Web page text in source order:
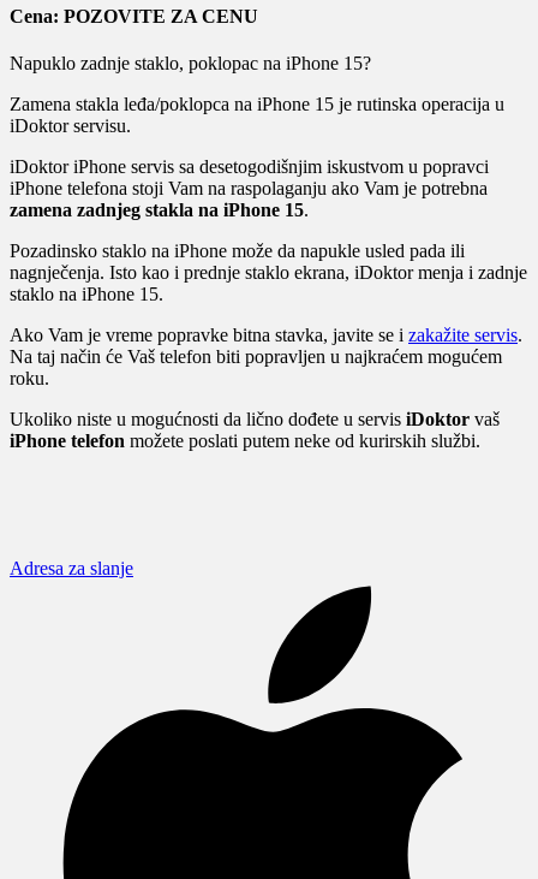
Cena: POZOVITE ZA CENU
Napuklo zadnje staklo, poklopac na iPhone 15?
Zamena stakla leđa/poklopca na iPhone 15 je rutinska operacija u
iDoktor servisu.
iDoktor iPhone servis sa desetogodišnjim iskustvom u popravci
iPhone telefona stoji Vam na raspolaganju ako Vam je potrebna
zamena zadnjeg stakla na iPhone 15.
Pozadinsko staklo na iPhone može da napukle usled pada ili
nagnječenja. Isto kao i prednje staklo ekrana, iDoktor menja i zadnje
staklo na iPhone 15.
Ako Vam je vreme popravke bitna stavka, javite se i zakažite servis.
Na taj način će Vaš telefon biti popravljen u najkraćem mogućem
roku.
Ukoliko niste u mogućnosti da lično dođete u servis iDoktor vaš
iPhone telefon možete poslati putem neke od kurirskih službi.
Adresa za slanje